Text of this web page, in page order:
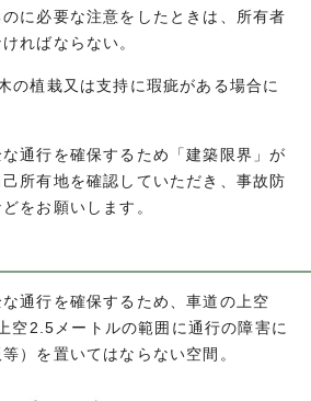
に必要な注意をしたときは、所有者
ればならない。
植栽又は支持に瑕疵がある場合に
通行を確保するため「建築限界」が
所有地を確認していただき、事故防
をお願いします。
通行を確保するため、車道の上空
空2.5メートルの範囲に通行の障害に
）を置いてはならない空間。